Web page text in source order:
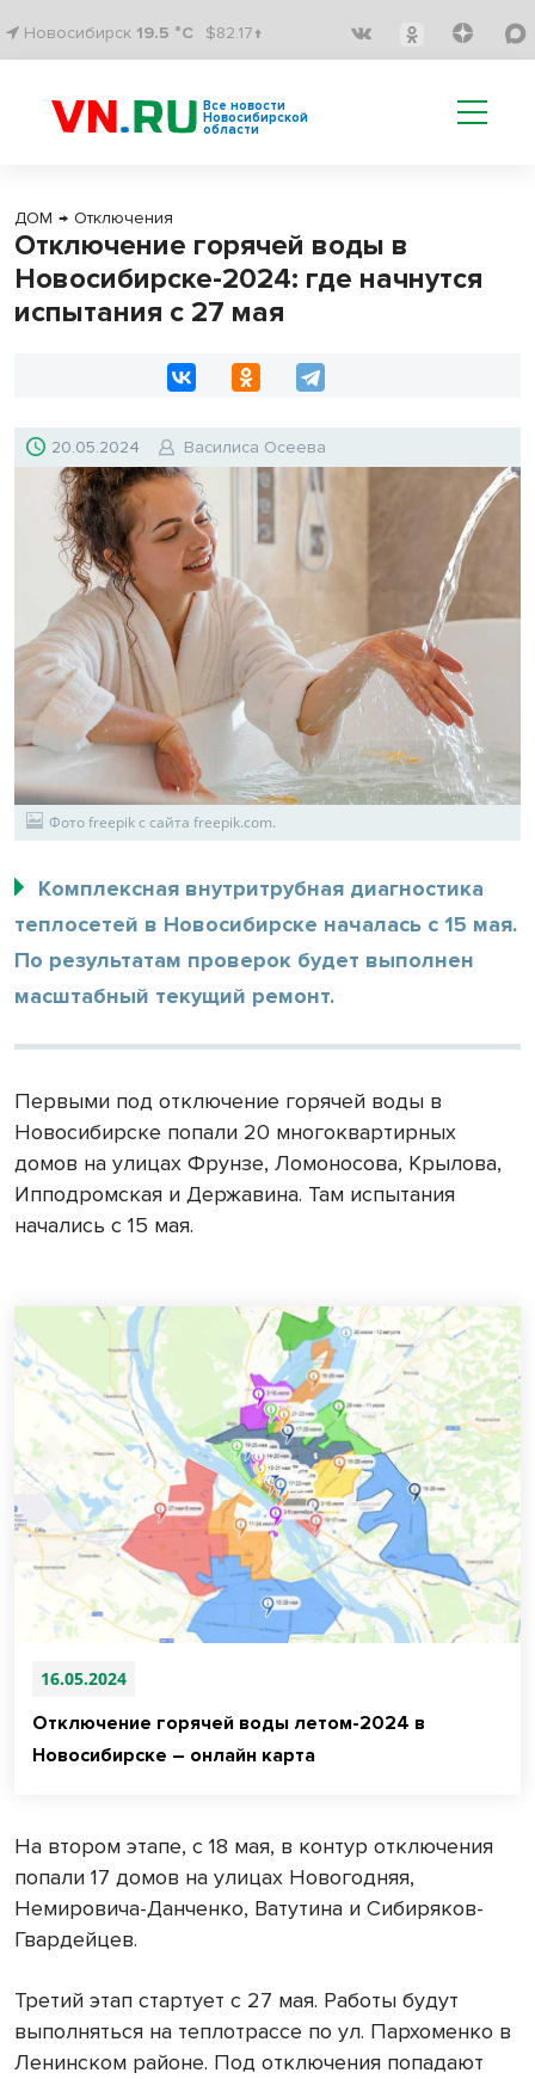
Новосибирск 19.5 °C $82.17↑
Все новости
Новосибирской
области
ДОМ → Отключения
Отключение горячей воды в
Новосибирске-2024: где начнутся
испытания с 27 мая
20.05.2024 Василиса Осеева
Фото freepik с сайта freepik.com.
Комплексная внутритрубная диагностика
теплосетей в Новосибирске началась с 15 мая.
По результатам проверок будет выполнен
масштабный текущий ремонт.
Первыми под отключение горячей воды в
Новосибирске попали 20 многоквартирных
домов на улицах Фрунзе, Ломоносова, Крылова,
Ипподромская и Державина. Там испытания
начались с 15 мая.
16.05.2024
Отключение горячей воды летом-2024 в
Новосибирске – онлайн карта
На втором этапе, с 18 мая, в контур отключения
попали 17 домов на улицах Новогодняя,
Немировича-Данченко, Ватутина и Сибиряков-
Гвардейцев.
Третий этап стартует с 27 мая. Работы будут
выполняться на теплотрассе по ул. Пархоменко в
Ленинском районе. Под отключения попадают